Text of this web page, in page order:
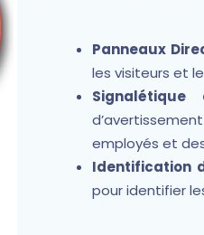
Panneaux
les visiteurs et
Signalétique
employés et
Identification
pour identifier